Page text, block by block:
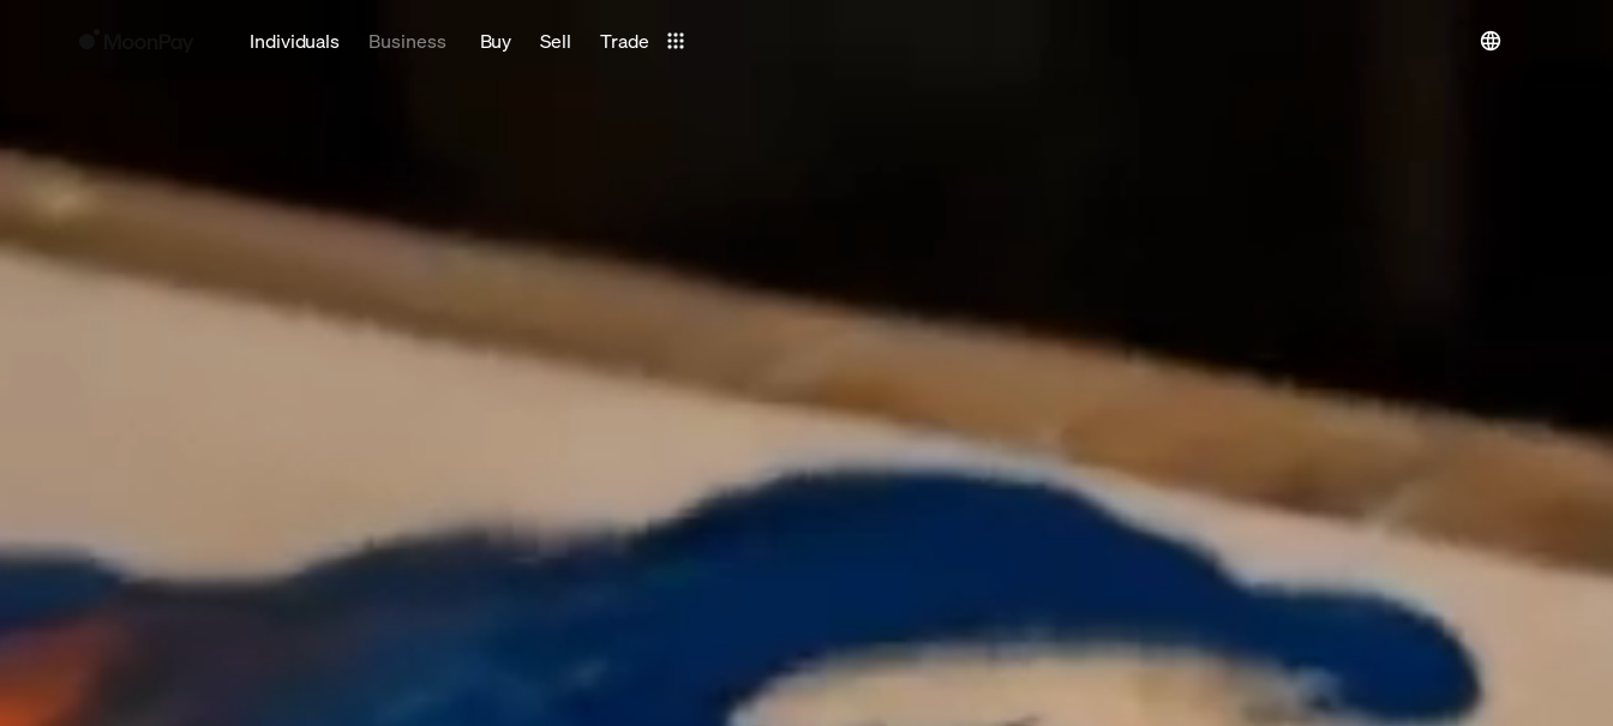
Individuals Business Buy Sell Trade